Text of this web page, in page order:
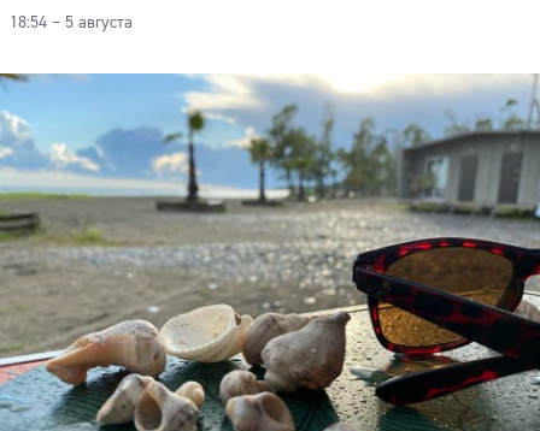
18:54 – 5 августа